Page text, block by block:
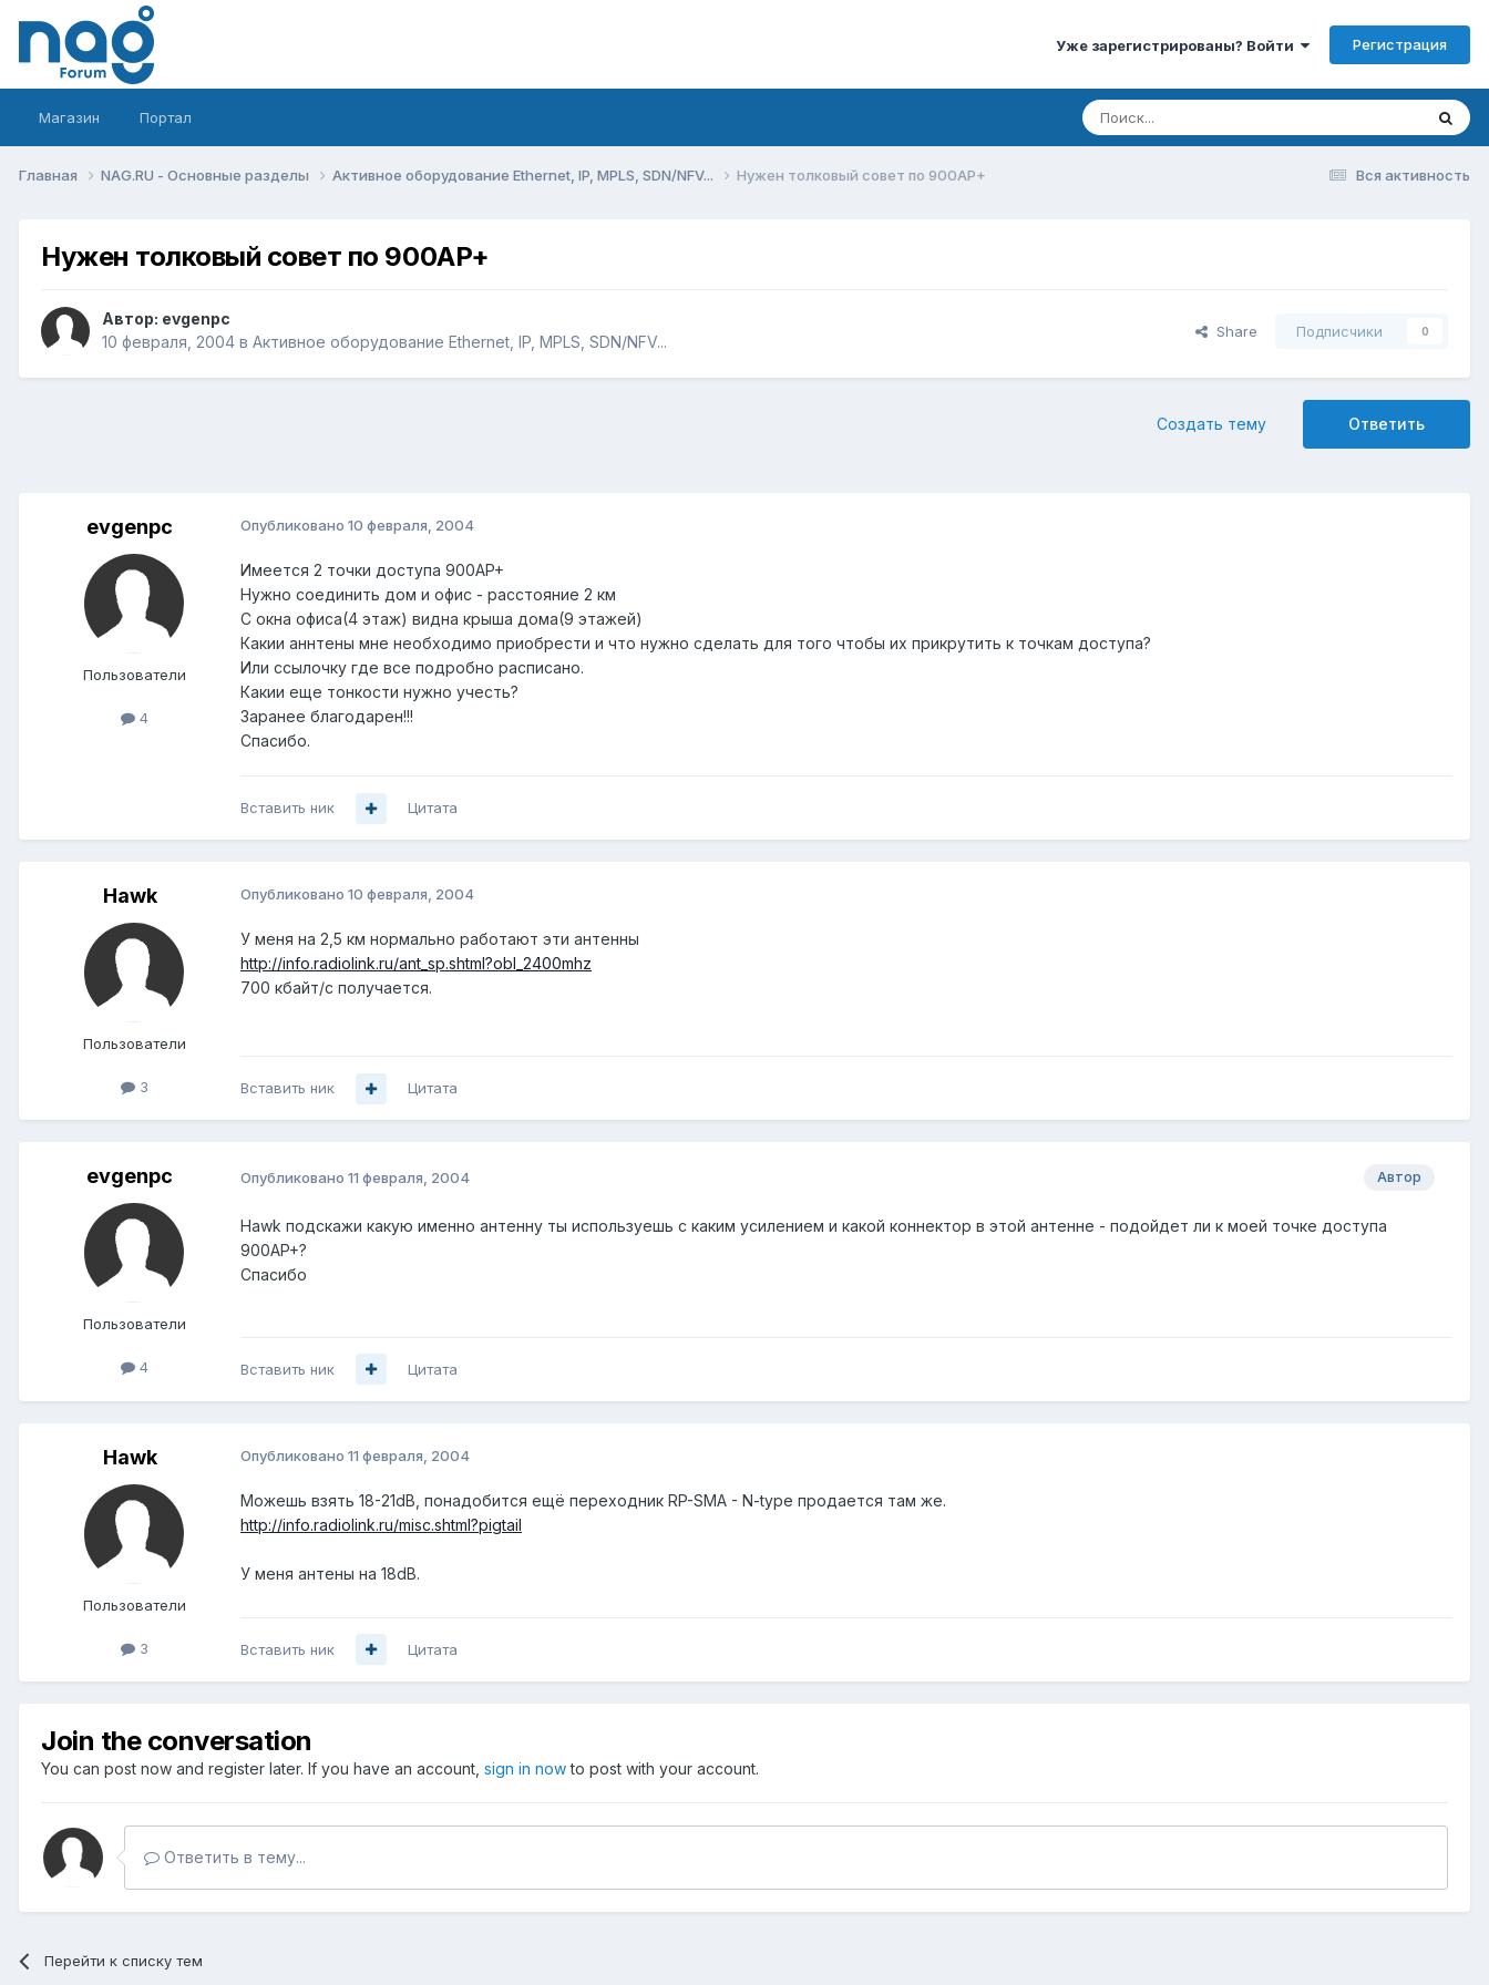
Уже зарегистрированы? Войти Регистрация
Магазин Портал
Вся активность
Главная NAG.RU - Основные разделы Активное оборудование Ethernet, IP, MPLS, SDN/NFV... Нужен толковый совет по 900AP+
Нужен толковый совет по 900AP+
Автор: evgenpc
10 февраля, 2004 в Активное оборудование Ethernet, IP, MPLS, SDN/NFV...
Share Подписчики 0
Ответить
Создать тему
evgenpc
Пользователи
4
Опубликовано 10 февраля, 2004
Имеется 2 точки доступа 900AP+
Нужно соединить дом и офис - расстояние 2 км
С окна офиса(4 этаж) видна крыша дома(9 этажей)
Какии аннтены мне необходимо приобрести и что нужно сделать для того чтобы их прикрутить к точкам доступа?
Или ссылочку где все подробно расписано.
Какии еще тонкости нужно учесть?
Заранее благодарен!!!
Спасибо.
Вставить ник Цитата
Hawk
Пользователи
3
Опубликовано 10 февраля, 2004
У меня на 2,5 км нормально работают эти антенны
http://info.radiolink.ru/ant_sp.shtml?obl_2400mhz
700 кбайт/с получается.
Вставить ник Цитата
evgenpc
Пользователи
4
Автор
Опубликовано 11 февраля, 2004
Hawk подскажи какую именно антенну ты используешь с каким усилением и какой коннектор в этой антенне - подойдет ли к моей точке доступа
900AP+?
Спасибо
Вставить ник Цитата
Hawk
Пользователи
3
Опубликовано 11 февраля, 2004
Можешь взять 18-21dB, понадобится ещё переходник RP-SMA - N-type продается там же.
http://info.radiolink.ru/misc.shtml?pigtail
У меня антены на 18dB.
Вставить ник Цитата
Join the conversation
You can post now and register later. If you have an account, sign in nowto post with your account.
Ответить в тему...
Перейти к списку тем